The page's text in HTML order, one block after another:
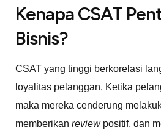
Kenapa CSAT
Bisnis?
CSAT yang tinggi berkorelasi
loyalitas pelanggan. Ketika
maka mereka cenderung
memberikan review positif, dan